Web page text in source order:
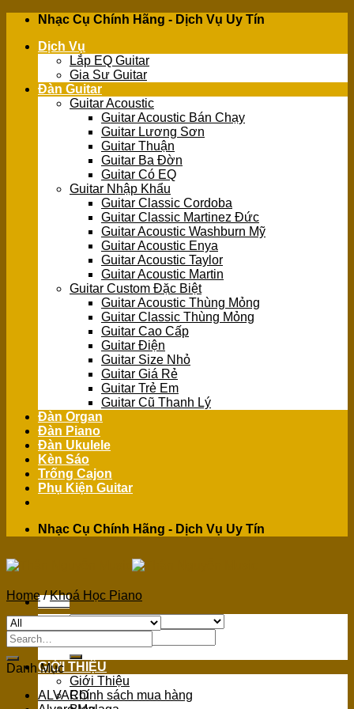
Skip
content
Nhạc Cụ Chính Hãng - Dịch Vụ Uy Tín
Dịch Vụ
Lắp EQ Guitar
Gia Sư Guitar
Đàn Guitar
Guitar Acoustic
Guitar Acoustic Bán Chạy
Guitar Lương Sơn
Guitar Thuận
Guitar Ba Đờn
Guitar Có EQ
Guitar Nhập Khẩu
Guitar Classic Cordoba
Guitar Classic Martinez Đức
Guitar Acoustic Washburn Mỹ
Guitar Acoustic Enya
Guitar Acoustic Taylor
Guitar Acoustic Martin
Guitar Custom Đặc Biệt
Guitar Acoustic Thùng Mỏng
Guitar Classic Thùng Mỏng
Guitar Cao Cấp
Guitar Điện
Guitar Size Nhỏ
Guitar Giá Rẻ
Guitar Trẻ Em
Guitar Cũ Thanh Lý
Đàn Organ
Đàn Piano
Đàn Ukulele
Kèn Sáo
Trống Cajon
Phụ Kiện Guitar
Nhạc Cụ Chính Hãng - Dịch Vụ Uy Tín
Menu
Search
for:
GIỚI THIỆU
Giới Thiệu
Chính sách mua hàng
Home / Khoá Học Piano
Search
for:
Danh Mục
ALVARO